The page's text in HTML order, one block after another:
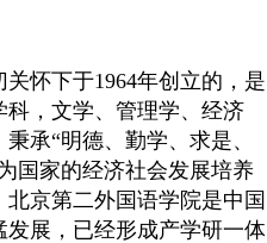
怀下于1964年创立的，是
，文学、管理学、经济
承“明德、勤学、求是、
国家的经济社会发展培养
京第二外国语学院是中国
展，已经形成产学研一体